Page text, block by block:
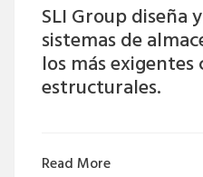
SLI Group diseña
sistemas de
los más exigentes
estructurales.
Read More